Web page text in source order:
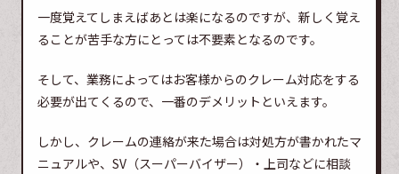
一度覚えてしまえばあとは楽になるのですが、新しく覚え
ることが苦手な方にとっては不要素となるのです。
そして、業務によってはお客様からのクレーム対応をする
必要が出てくるので、一番のデメリットといえます。
しかし、クレームの連絡が来た場合は対処方が書かれたマ
ニュアルや、SV（スーパーバイザー）・上司などに相談